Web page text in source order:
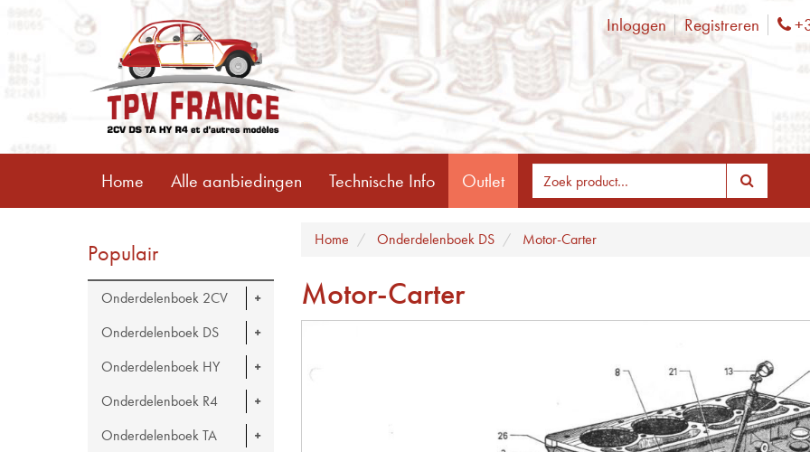
Inloggen Registreren
Home Alle aanbiedingen Technische Info Outlet
Populair
Onderdelenboek 2CV
Onderdelenboek DS
Onderdelenboek HY
Onderdelenboek R4
Onderdelenboek TA
Home Onderdelenboek DS Motor-Carter
Motor-Carter